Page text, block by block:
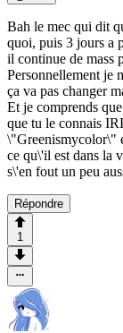
Bah le mec qui dit
quoi, puis 3 jours a
il continue de mass
Personnellement je
ça va pas changer
Et je comprends
que tu le connais
\"Greenismycolor\"
ce qu\'il est dans la
s\'en fout un peu
Répondre
1